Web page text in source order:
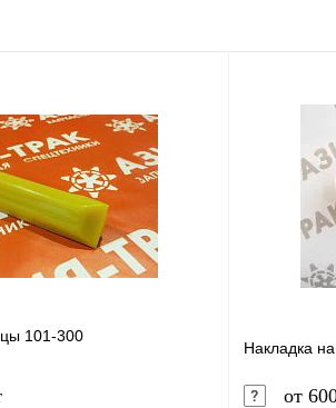
101-300
Накладка
от